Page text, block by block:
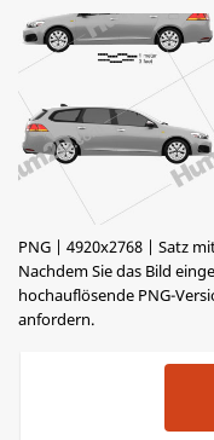
PNG | 4920x2768 | Satz
Nachdem Sie das Bild
hochauflösende PNG-
anfordern.